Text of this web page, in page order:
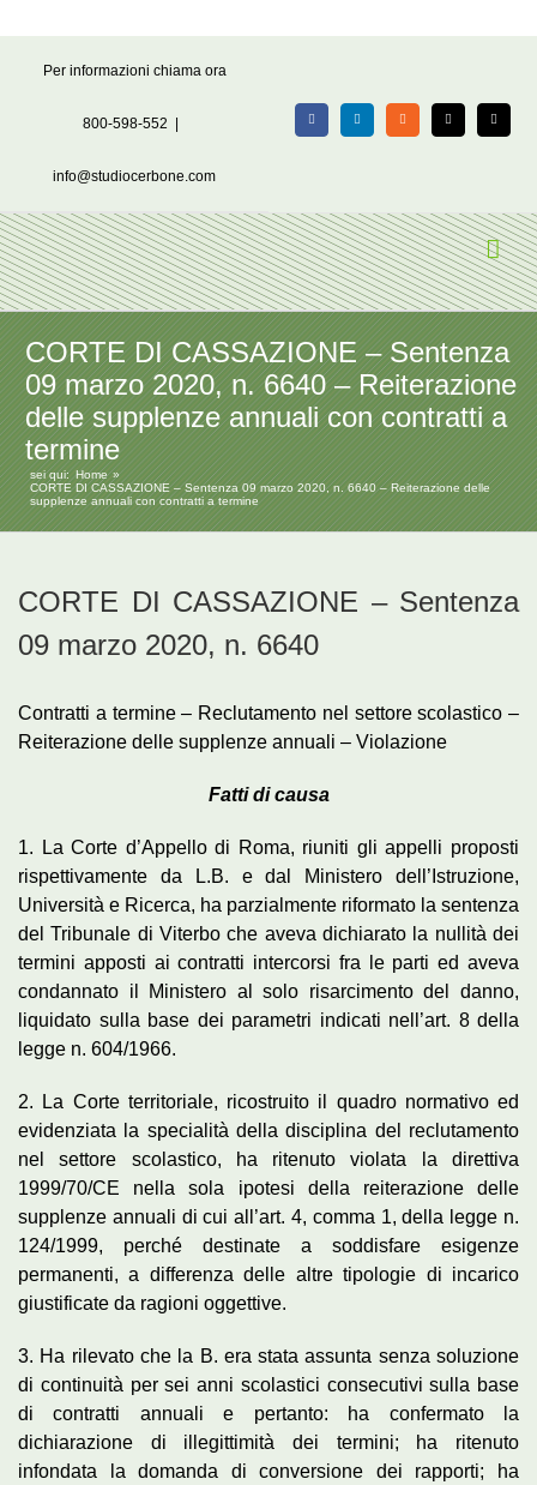
Per informazioni chiama ora
800-598-552
info@studiocerbone.com
FacebookLinkedIn Rss X Email
CORTE DI CASSAZIONE – Sentenza
09 marzo 2020, n. 6640 – Reiterazione
delle supplenze annuali con contratti a
termine
sei qui: Home
CORTE DI CASSAZIONE – Sentenza 09 marzo 2020, n. 6640 – Reiterazione delle
supplenze annuali con contratti a termine
CORTE DI CASSAZIONE – Sentenza
09 marzo 2020, n. 6640
Contratti a termine – Reclutamento nel settore scolastico –
Reiterazione delle supplenze annuali – Violazione
Fatti di causa
1. La Corte d’Appello di Roma, riuniti gli appelli proposti
rispettivamente da L.B. e dal Ministero dell’Istruzione,
Università e Ricerca, ha parzialmente riformato la sentenza
del Tribunale di Viterbo che aveva dichiarato la nullità dei
termini apposti ai contratti intercorsi fra le parti ed aveva
condannato il Ministero al solo risarcimento del danno,
liquidato sulla base dei parametri indicati nell’art. 8 della
legge n. 604/1966.
2. La Corte territoriale, ricostruito il quadro normativo ed
evidenziata la specialità della disciplina del reclutamento
nel settore scolastico, ha ritenuto violata la direttiva
1999/70/CE nella sola ipotesi della reiterazione delle
supplenze annuali di cui all’art. 4, comma 1, della legge n.
124/1999, perché destinate a soddisfare esigenze
permanenti, a differenza delle altre tipologie di incarico
giustificate da ragioni oggettive.
3. Ha rilevato che la B. era stata assunta senza soluzione
di continuità per sei anni scolastici consecutivi sulla base
di contratti annuali e pertanto: ha confermato la
dichiarazione di illegittimità dei termini; ha ritenuto
infondata la domanda di conversione dei rapporti; ha